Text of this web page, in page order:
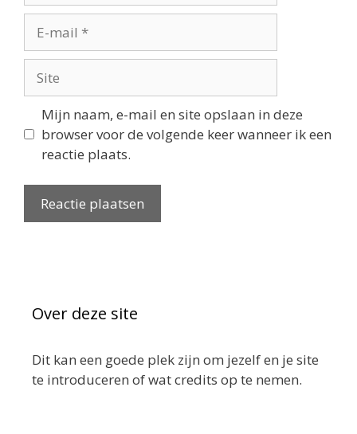
Mijn naam, e-mail en site opslaan in deze
browser voor de volgende keer wanneer ik een
reactie plaats.
Over deze site
Dit kan een goede plek zijn om jezelf en je site
te introduceren of wat credits op te nemen.